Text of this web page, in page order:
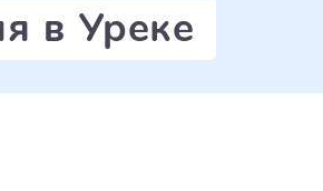
в Уреке